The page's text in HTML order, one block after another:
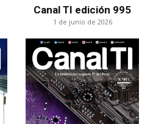
Canal TI edición 995
1 de junio de 2026